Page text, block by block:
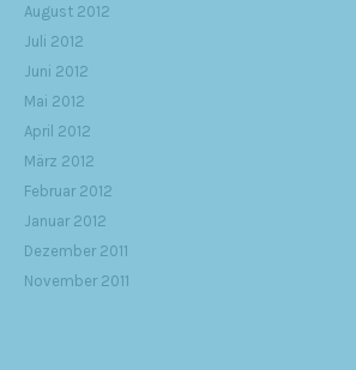
August 2012
Juli 2012
Juni 2012
Mai 2012
April 2012
März 2012
Februar 2012
Januar 2012
Dezember 2011
November 2011